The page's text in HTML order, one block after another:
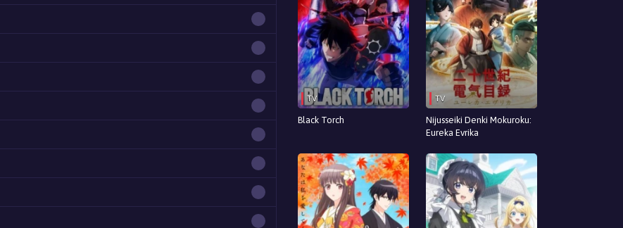
TV
Black Torch
TV
Nijusseiki Denki Mokuroku:
Eureka Evrika